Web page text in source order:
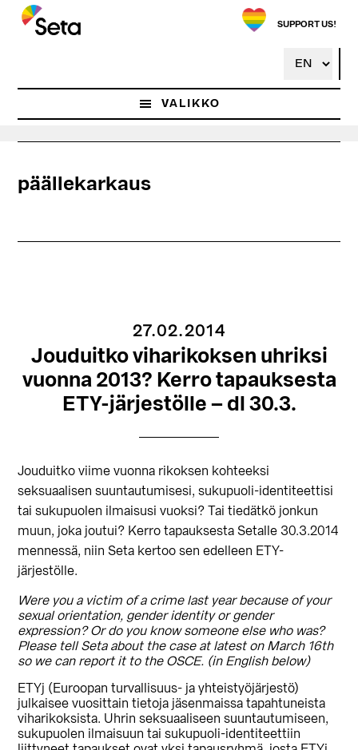
Hyppää
pääsisältöön
SUPPORT US!
VALIKKO
päällekarkaus
27.02.2014
Jouduitko viharikoksen uhriksi
vuonna 2013? Kerro tapauksesta
ETY-järjestölle – dl 30.3.
Jouduitko viime vuonna rikoksen kohteeksi
seksuaalisen suuntautumisesi, sukupuoli-identiteettisi
tai sukupuolen ilmaisusi vuoksi? Tai tiedätkö jonkun
muun, joka joutui? Kerro tapauksesta Setalle 30.3.2014
mennessä, niin Seta kertoo sen edelleen ETY-
järjestölle.
Were you a victim of a crime last year because of your
sexual orientation, gender identity or gender
expression? Or do you know someone else who was?
Please tell Seta about the case at latest on March 16th
so we can report it to the OSCE. (in English below)
ETYj (Euroopan turvallisuus- ja yhteistyöjärjestö)
julkaisee vuosittain tietoja jäsenmaissa tapahtuneista
viharikoksista. Uhrin seksuaaliseen suuntautumiseen,
sukupuolen ilmaisuun tai sukupuoli-identiteettiin